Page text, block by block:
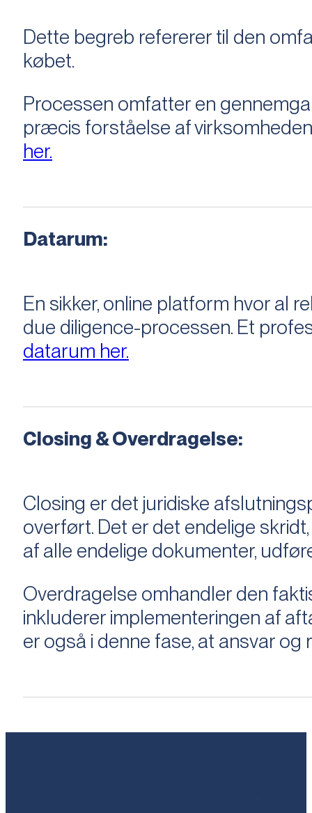
Dette begreb refererer til den
købet.
Processen omfatter en
præcis forståelse af
her.
Datarum:
En sikker, online platform hvor al
due diligence-processen. Et
datarum her.
Closing & Overdragelse:
Closing er det juridiske
overført. Det er det endelige
af alle endelige dokumenter,
Overdragelse omhandler den
inkluderer implementeringen af
er også i denne fase, at ansvar